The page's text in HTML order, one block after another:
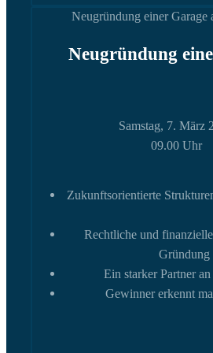
Neugründung
Samstag, 7. März
09.00 Uhr
Zukunftsorientierte
Rechtliche und
Gründung
Ein starker Partner
Gewinner erkennt